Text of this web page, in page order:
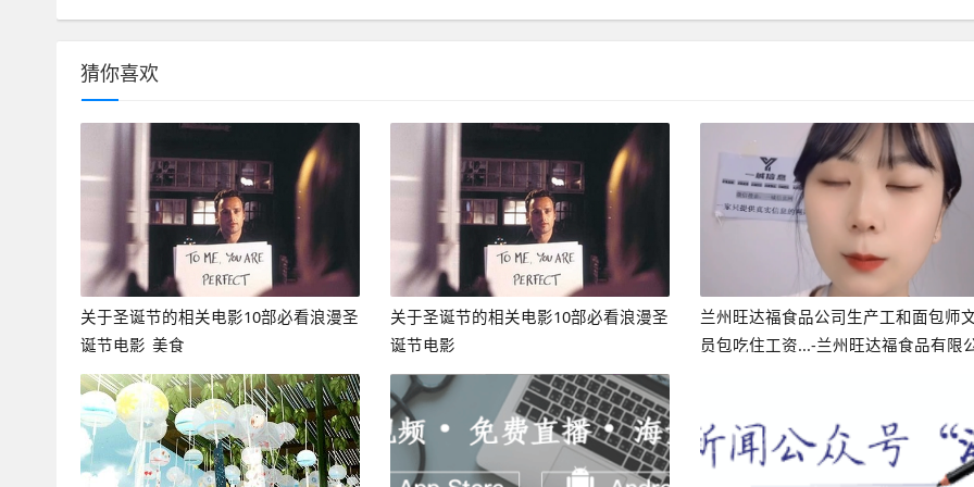
猜你喜欢
关于圣诞节的相关电影10部必看浪漫圣
诞节电影_美食
关于圣诞节的相关电影10部必看浪漫圣
诞节电影
兰州旺达福食品公司生产工和面包师
员包吃住工资...-兰州旺达福食品有限